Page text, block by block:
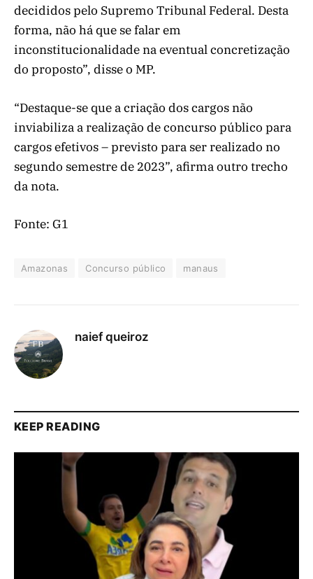
decididos pelo Supremo Tribunal Federal. Desta
forma, não há que se falar em
inconstitucionalidade na eventual concretização
do proposto”, disse o MP.
“Destaque-se que a criação dos cargos não
inviabiliza a realização de concurso público para
cargos efetivos – previsto para ser realizado no
segundo semestre de 2023”, afirma outro trecho
da nota.
Fonte: G1
Amazonas Concurso público manaus
naief queiroz
KEEP READING